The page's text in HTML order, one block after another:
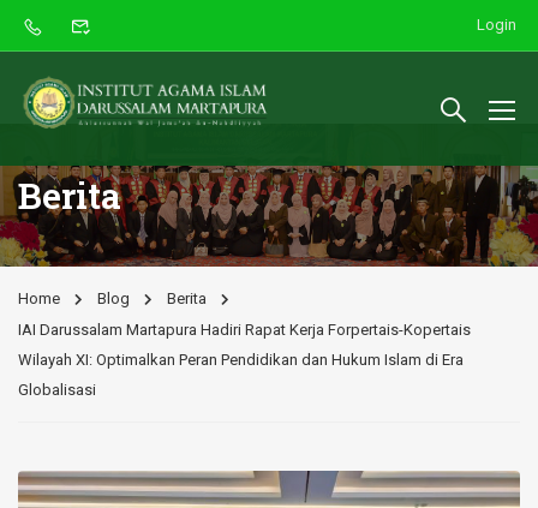
Login
Berita
Home Blog
Berita
IAI Darussalam Martapura Hadiri Rapat Kerja Forpertais-Kopertais
Wilayah XI: Optimalkan Peran Pendidikan dan Hukum Islam di Era
Globalisasi